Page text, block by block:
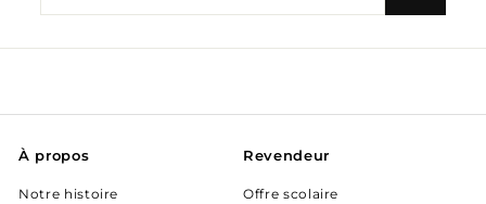
notre
À propos
Notre histoire
Revendeur
Offre scolaire